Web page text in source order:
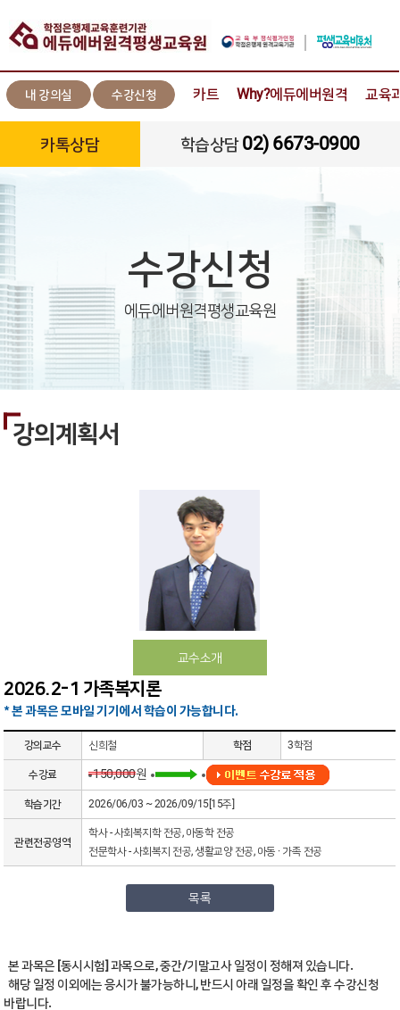
내 강의실 수강신청 카트 Why?에듀에버원격 교육
카톡상담 학습상담02) 6673-0900
수강신청
에듀에버원격평생교육원
강의계획서
교수소개
2026.2-1 가족복지론
* 본 과목은 모바일 기기에서 학습이 가능합니다.
강의교수 신희철 학점 3학점
수강료 150,000원
학습기간 2026/06/03 ~ 2026/09/15[15주]
관련전공영역
학사 - 사회복지학 전공, 아동학 전공
전문학사 - 사회복지 전공, 생활교양 전공, 아동 · 가족 전공
목록
본 과목은 [동시시험] 과목으로, 중간/기말고사 일정이 정해져 있습니다.
해당 일정 이외에는 응시가 불가능하니, 반드시 아래 일정을 확인 후 수강신청
바랍니다.